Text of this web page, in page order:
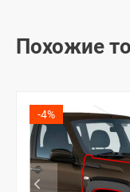
Похожие
-4%